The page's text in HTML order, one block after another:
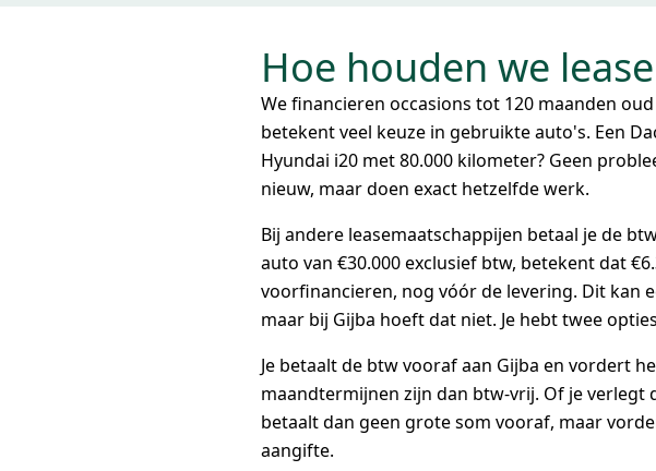
Hoe houden we
We financieren occasions tot 120 maanden
betekent veel keuze in gebruikte auto's. Een
Hyundai i20 met 80.000 kilometer? Geen
nieuw, maar doen exact hetzelfde werk.
Bij andere leasemaatschappijen betaal je de
auto van €30.000 exclusief btw, betekent dat
voorfinancieren, nog vóór de levering. Dit kan
maar bij Gijba hoeft dat niet. Je hebt twee
Je betaalt de btw vooraf aan Gijba en vordert
maandtermijnen zijn dan btw-vrij. Of je verlegt
betaalt dan geen grote som vooraf, maar
aangifte.